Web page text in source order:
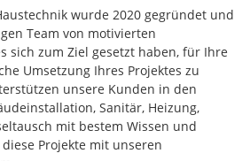
wurde 2020 gegründet und
Team von motivierten
sich zum Ziel gesetzt haben, für Ihre
Umsetzung Ihres Projektes zu
unsere Kunden in den
Sanitär, Heizung,
mit bestem Wissen und
Projekte mit unseren